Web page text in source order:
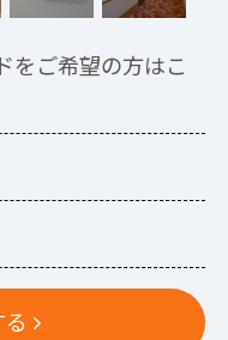
をご希望の方はこ